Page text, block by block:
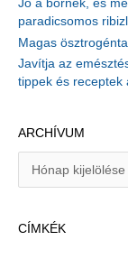
Jó a bőrnek, és
paradicsomos
Magas
Javítja az
tippek és receptek
ARCHÍVUM
íCÍMKÉK